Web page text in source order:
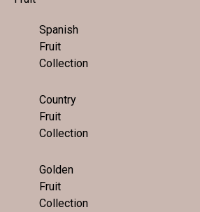
Spanish
Fruit
Collection
Country
Fruit
Collection
Golden
Fruit
Collection